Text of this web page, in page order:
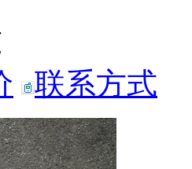
联系方式